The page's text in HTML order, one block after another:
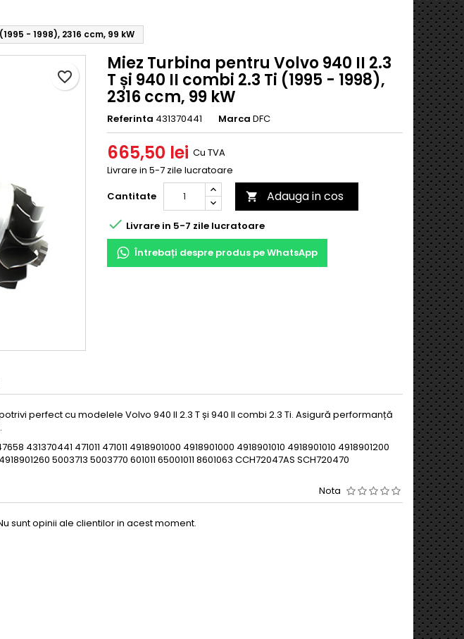
- 1998), 2316 ccm, 99 kW
Miez Turbina pentru Volvo 940 II 2.3
T și 940 II combi 2.3 Ti (1995 - 1998),
2316 ccm, 99 kW
Referinta 431370441 Marca DFC
665,50 lei Cu TVA
Livrare in 5-7 zile lucratoare
Cantitate
 Adauga in cos
favorite_border
 Livrare in 5-7 zile lucratoare
Întrebați despre produs pe WhatsApp
perfect cu modelele Volvo 940 II 2.3 T și 940 II combi 2.3 Ti. Asigură performanță
431370441 471011 471011 4918901000 4918901000 4918901010 4918901010 4918901200
5003713 5003770 601011 65001011 8601063 CCH72047AS SCH720470
Nota
sunt opinii ale clientilor in acest moment.